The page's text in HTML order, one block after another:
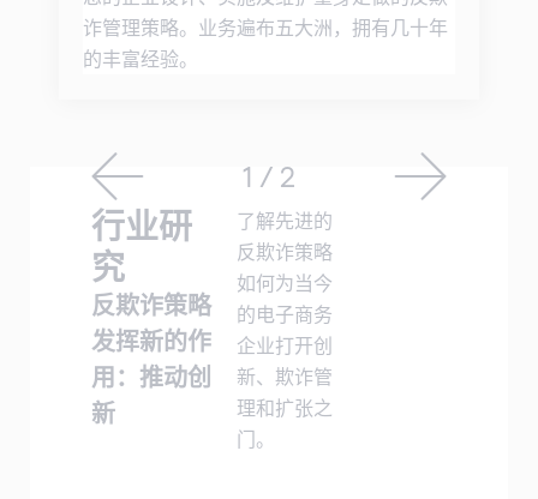
诈管理策略。业务遍布五大洲，拥有几十年
的丰富经验。
1 / 2
行业研
究
反欺诈策略
发挥新的作
用：推动创
新
了解先进的
反欺诈策略
如何为当今
的电子商务
企业打开创
新、欺诈管
理和扩张之
门。